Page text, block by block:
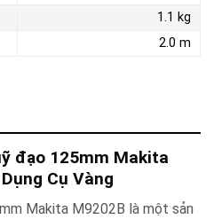
đạo 125mm Makita
Cụ Vàng
Makita M9202B là một sản
1.1 kg
2.0 m